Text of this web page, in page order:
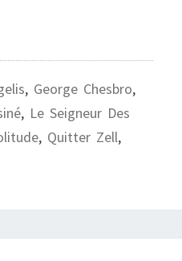
, George Chesbro,
, Le Seigneur Des
, Quitter Zell,